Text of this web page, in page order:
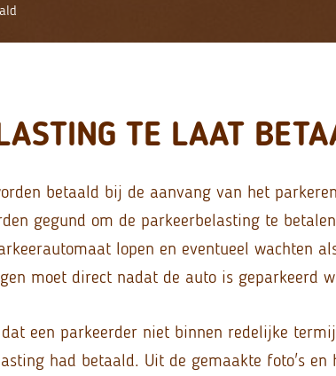
TE LAAT
betaald bij de aanvang van het
gegund om de parkeerbelasting te
lopen en eventueel wachten
moet direct nadat de auto is geparkeerd
een parkeerder niet binnen redelijke
had betaald. Uit de gemaakte foto's en